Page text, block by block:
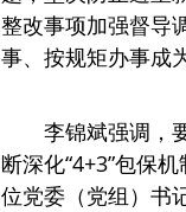
整改事项加强督导
事、按规矩办事成
李锦斌强调，
断深化“4+3”包保
位党委（党组）书